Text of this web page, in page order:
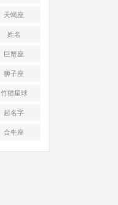
天蝎座
姓名
巨蟹座
狮子座
竹猫星球
起名字
金牛座